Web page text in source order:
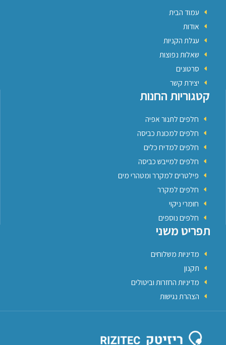
עמוד הבית
אודות
עגלת הקניות
שאלות נפוצות
סרטונים
יצירת קשר
קטגוריות החנות
חלפים לתנור אפיה
חלפים למכונת כביסה
חלפים למדיח כלים
חלפים למייבש כביסה
פילטרים למקרר ומטהרי מים
חלפים למקרר
חומרי ניקוי
חלפים נוספים
תפריט משני
מדיניות משלוחים
תקנון
מדיניות החזרות וביטולים
הצהרת נגישות